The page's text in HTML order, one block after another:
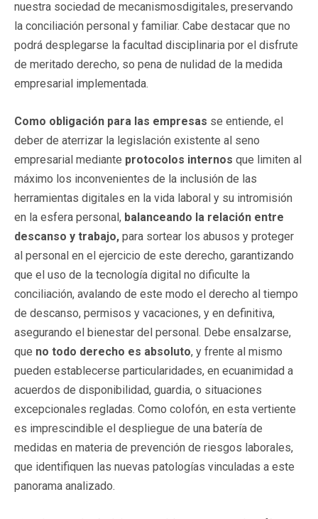
nuestra sociedad de mecanismosdigitales, preservando
la conciliación personal y familiar. Cabe destacar que no
podrá desplegarse la facultad disciplinaria por el disfrute
de meritado derecho, so pena de nulidad de la medida
empresarial implementada.
Como obligación para las empresas se entiende, el
deber de aterrizar la legislación existente al seno
empresarial mediante protocolos internos que limiten al
máximo los inconvenientes de la inclusión de las
herramientas digitales en la vida laboral y su intromisión
en la esfera personal, balanceando la relación entre
descanso y trabajo, para sortear los abusos y proteger
al personal en el ejercicio de este derecho, garantizando
que el uso de la tecnología digital no dificulte la
conciliación, avalando de este modo el derecho al tiempo
de descanso, permisos y vacaciones, y en definitiva,
asegurando el bienestar del personal. Debe ensalzarse,
que no todo derecho es absoluto, y frente al mismo
pueden establecerse particularidades, en ecuanimidad a
acuerdos de disponibilidad, guardia, o situaciones
excepcionales regladas. Como colofón, en esta vertiente
es imprescindible el despliegue de una batería de
medidas en materia de prevención de riesgos laborales,
que identifiquen las nuevas patologías vinculadas a este
panorama analizado.